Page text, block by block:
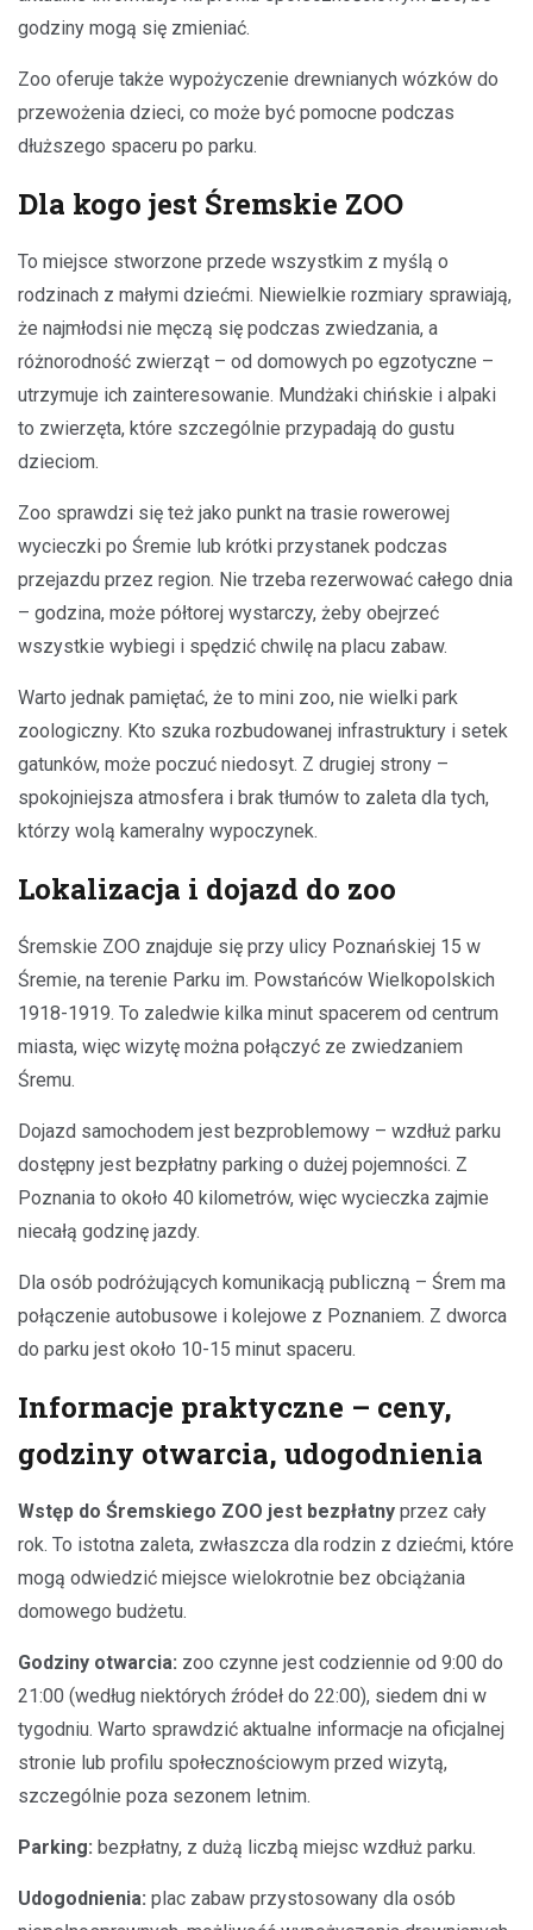
godziny mogą się zmieniać.
Zoo oferuje także wypożyczenie drewnianych wózków do
przewożenia dzieci, co może być pomocne podczas
dłuższego spaceru po parku.
Dla kogo jest Śremskie ZOO
To miejsce stworzone przede wszystkim z myślą o
rodzinach z małymi dziećmi. Niewielkie rozmiary sprawiają,
że najmłodsi nie męczą się podczas zwiedzania, a
różnorodność zwierząt – od domowych po egzotyczne –
utrzymuje ich zainteresowanie. Mundżaki chińskie i alpaki
to zwierzęta, które szczególnie przypadają do gustu
dzieciom.
Zoo sprawdzi się też jako punkt na trasie rowerowej
wycieczki po Śremie lub krótki przystanek podczas
przejazdu przez region. Nie trzeba rezerwować całego dnia
– godzina, może półtorej wystarczy, żeby obejrzeć
wszystkie wybiegi i spędzić chwilę na placu zabaw.
Warto jednak pamiętać, że to mini zoo, nie wielki park
zoologiczny. Kto szuka rozbudowanej infrastruktury i setek
gatunków, może poczuć niedosyt. Z drugiej strony –
spokojniejsza atmosfera i brak tłumów to zaleta dla tych,
którzy wolą kameralny wypoczynek.
Lokalizacja i dojazd do zoo
Śremskie ZOO znajduje się przy ulicy Poznańskiej 15 w
Śremie, na terenie Parku im. Powstańców Wielkopolskich
1918-1919. To zaledwie kilka minut spacerem od centrum
miasta, więc wizytę można połączyć ze zwiedzaniem
Śremu.
Dojazd samochodem jest bezproblemowy – wzdłuż parku
dostępny jest bezpłatny parking o dużej pojemności. Z
Poznania to około 40 kilometrów, więc wycieczka zajmie
niecałą godzinę jazdy.
Dla osób podróżujących komunikacją publiczną – Śrem ma
połączenie autobusowe i kolejowe z Poznaniem. Z dworca
do parku jest około 10-15 minut spaceru.
Informacje praktyczne – ceny,
godziny otwarcia, udogodnienia
Wstęp do Śremskiego ZOO jest bezpłatny przez cały
rok. To istotna zaleta, zwłaszcza dla rodzin z dziećmi, które
mogą odwiedzić miejsce wielokrotnie bez obciążania
domowego budżetu.
Godziny otwarcia: zoo czynne jest codziennie od 9:00 do
21:00 (według niektórych źródeł do 22:00), siedem dni w
tygodniu. Warto sprawdzić aktualne informacje na oficjalnej
stronie lub profilu społecznościowym przed wizytą,
szczególnie poza sezonem letnim.
Parking: bezpłatny, z dużą liczbą miejsc wzdłuż parku.
Udogodnienia: plac zabaw przystosowany dla osób